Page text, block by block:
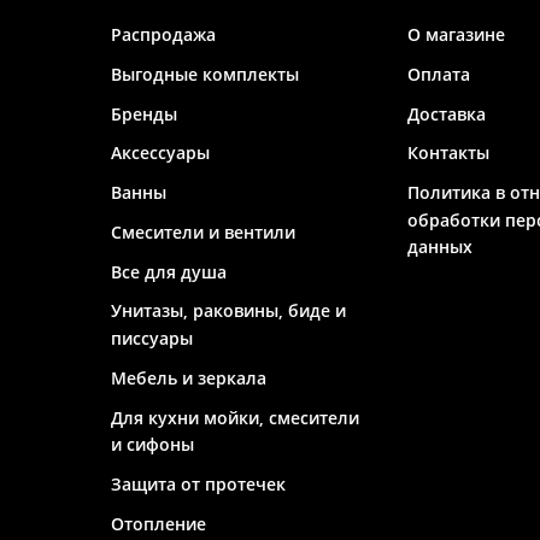
Распродажа
Выгодные комплекты
Бренды
Аксессуары
Ванны
Смесители и вентили
Все для душа
Унитазы, раковины, биде и
писсуары
Мебель и зеркала
Для кухни мойки, смесители
и сифоны
Защита от протечек
Отопление
О магазине
Оплата
Доставка
Контакты
Политика в
обработки
данных